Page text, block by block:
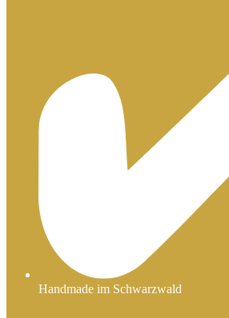
Handmade im Schwarzwald